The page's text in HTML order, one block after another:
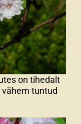
on tihedalt
tuntud